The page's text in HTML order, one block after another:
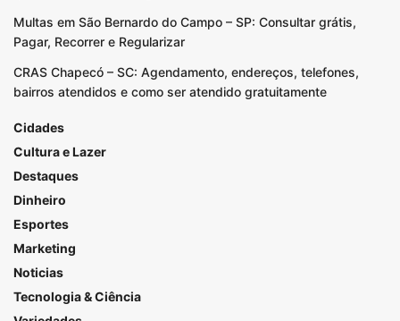
Multas em São Bernardo do Campo – SP: Consultar grátis,
Pagar, Recorrer e Regularizar
CRAS Chapecó – SC: Agendamento, endereços, telefones,
bairros atendidos e como ser atendido gratuitamente
Cidades
Cultura e Lazer
Destaques
Dinheiro
Esportes
Marketing
Noticias
Tecnologia & Ciência